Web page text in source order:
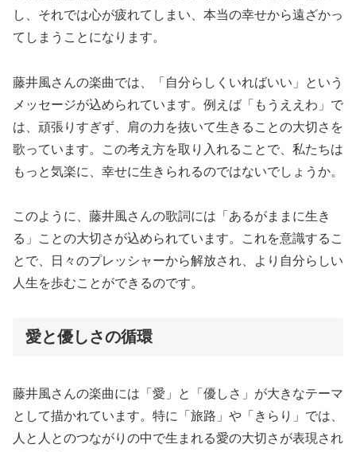
し、それでは心が疲れてしまい、本当の幸せから遠ざかっ
てしまうことになります。
藤井風さんの楽曲では、「自分らしくいればいい」という
メッセージが込められています。例えば「もうええわ」で
は、頑張りすぎず、肩の力を抜いて生きることの大切さを
歌っています。この考え方を取り入れることで、私たちは
もっと気楽に、幸せに生きられるのではないでしょうか。
このように、藤井風さんの歌詞には「あるがままに生き
る」ことの大切さが込められています。これを意識するこ
とで、日々のプレッシャーから解放され、より自分らしい
人生を歩むことができるのです。
愛と優しさの循環
藤井風さんの楽曲には「愛」と「優しさ」が大きなテーマ
として描かれています。特に「旅路」や「きらり」では、
人と人とのつながりの中で生まれる愛の大切さが表現され